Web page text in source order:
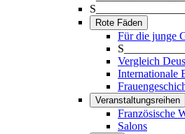
Rote Fäden
Für die junge
Vergleich
Internationale
Veranstaltungsreihen
Französische
Salons